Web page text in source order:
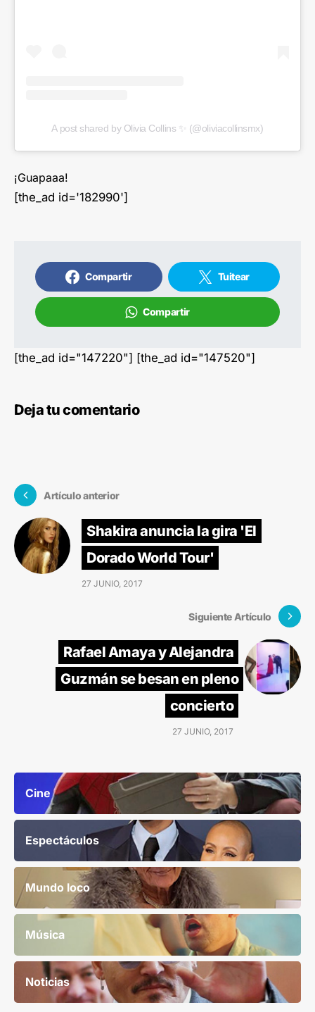
A post shared by Olivia Collins ✨ (@oliviacollinsmx)
¡Guapaaa!
[the_ad id='182990']
Compartir Tuitear
Compartir
[the_ad id="147220"] [the_ad id="147520"]
Deja tu comentario
Artículo anterior
Shakira anuncia la gira 'El
Dorado World Tour'
27 JUNIO, 2017
Siguiente Artículo
Rafael Amaya y Alejandra
Guzmán se besan en pleno
concierto
27 JUNIO, 2017
Cine
Espectáculos
Mundo loco
Música
Noticias